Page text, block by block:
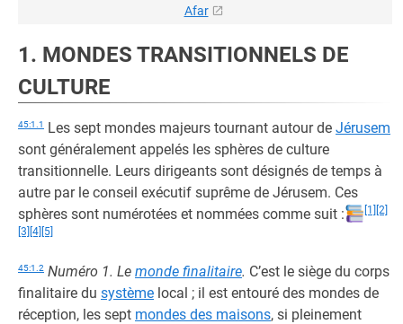
Afar
1. MONDES TRANSITIONNELS DE
CULTURE
45:1.1 Les sept mondes majeurs tournant autour de Jérusem
sont généralement appelés les sphères de culture
transitionnelle. Leurs dirigeants sont désignés de temps à
autre par le conseil exécutif suprême de Jérusem. Ces
sphères sont numérotées et nommées comme suit :
[1]
[2]
[3] [4] [5]
45:1.2 Numéro 1. Le monde finalitaire. C’est le siège du corps
finalitaire du système local ; il est entouré des mondes de
réception, les sept mondes des maisons, si pleinement